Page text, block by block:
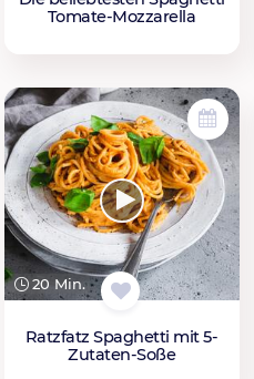
Tomate-Mozzarella
20 Min.
Ratzfatz Spaghetti mit 5-
Zutaten-Soße